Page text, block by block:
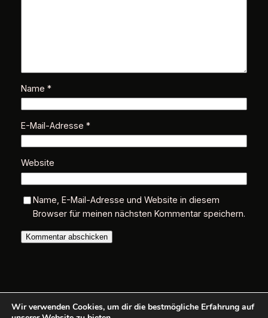
Name *
E-Mail-Adresse *
Website
Name, E-Mail-Adresse und Website in diesem
Browser für meinen nächsten Kommentar speichern.
Wir verwenden Cookies, um dir die bestmögliche Erfahrung auf